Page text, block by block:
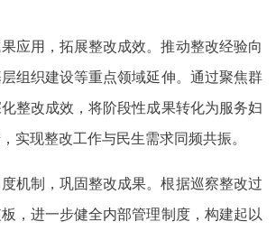
果应用，拓展整改成效。推动整改经验向
组织建设等重点领域延伸。通过聚焦群
整改成效，将阶段性成果转化为服务妇
实现整改工作与民生需求同频共振。
度机制，巩固整改成果。根据巡察整改过
，进一步健全内部管理制度，构建起以